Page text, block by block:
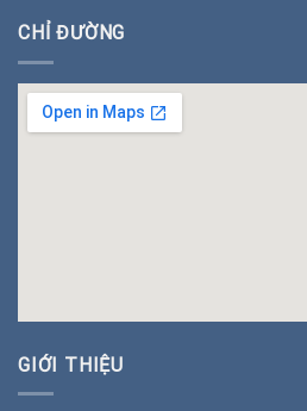
CHỈ ĐƯỜNG
GIỚI THIỆU